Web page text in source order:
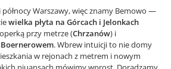
północy Warszawy, więc znamy Bemowo —
wielka płyta na Górcach i Jelonkach
przy metrze (Chrzanów) i
Boernerowem. Wbrew intuicji to nie domy
w rejonach z metrem i nowym